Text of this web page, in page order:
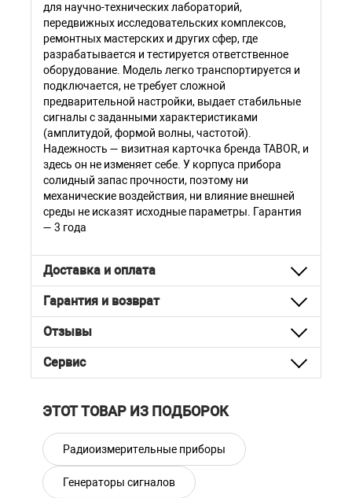
для научно-технических лабораторий,
передвижных исследовательских комплексов,
ремонтных мастерских и других сфер, где
разрабатывается и тестируется ответственное
оборудование. Модель легко транспортируется и
подключается, не требует сложной
предварительной настройки, выдает стабильные
сигналы с заданными характеристиками
(амплитудой, формой волны, частотой).
Надежность — визитная карточка бренда TABOR, и
здесь он не изменяет себе. У корпуса прибора
солидный запас прочности, поэтому ни
механические воздействия, ни влияние внешней
среды не исказят исходные параметры. Гарантия
— 3 года
Доставка и оплата
Гарантия и возврат
Отзывы
Сервис
ЭТОТ ТОВАР ИЗ ПОДБОРОК
Радиоизмерительные приборы
Генераторы сигналов